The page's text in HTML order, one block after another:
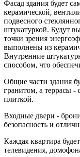
Фасад здания будет
керамической,
подвесного
штукатуркой. Будут
точки зрения
выполнены из
Внутренние
способом, что
Общие части здания
гранитом, а террасы -
плиткой.
Входные двери -
безопасность и
Каждая квартира
телевидения,